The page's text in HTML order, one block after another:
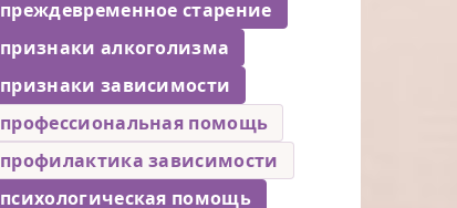
преждевременное старение
признаки алкоголизма
признаки зависимости
профессиональная помощь
профилактика зависимости
психологическая помощь